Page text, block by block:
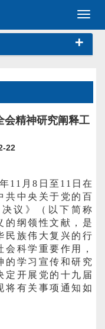
切
+
会精神研究阐释工
22
11月8日至11日在
共中央关于党的百
议》（以下简称
的纲领性文献，是
民族伟大复兴的行
科学重要作用，
的学习宣传和研究
定开展党的十九届
将有关事项通知如